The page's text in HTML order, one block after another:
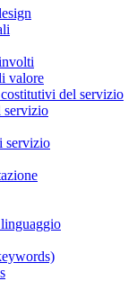
valore
del servizio
servizio
servizio